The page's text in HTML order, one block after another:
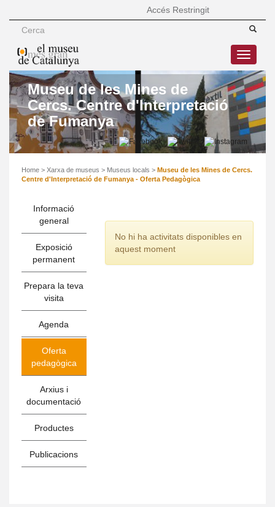
Accés Restringit
Toggle
Museu de les Mines de
Cercs. Centre d'Interpretació
de Fumanya
Home > Xarxa de museus > Museus locals > Museu de les Mines de Cercs.
Centre d'Interpretació de Fumanya - Oferta Pedagògica
Informació
general
Exposició
permanent
Prepara la teva
visita
Agenda
Oferta
pedagògica
Arxius i
documentació
Productes
Publicacions
No hi ha activitats disponibles en
aquest moment